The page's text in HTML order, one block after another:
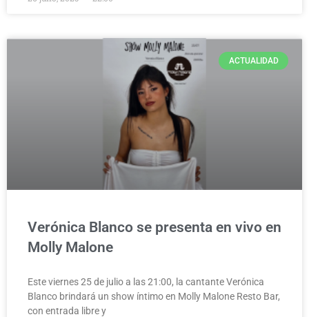
ACTUALIDAD
Verónica Blanco se presenta en vivo en
Molly Malone
Este viernes 25 de julio a las 21:00, la cantante Verónica
Blanco brindará un show íntimo en Molly Malone Resto Bar,
con entrada libre y